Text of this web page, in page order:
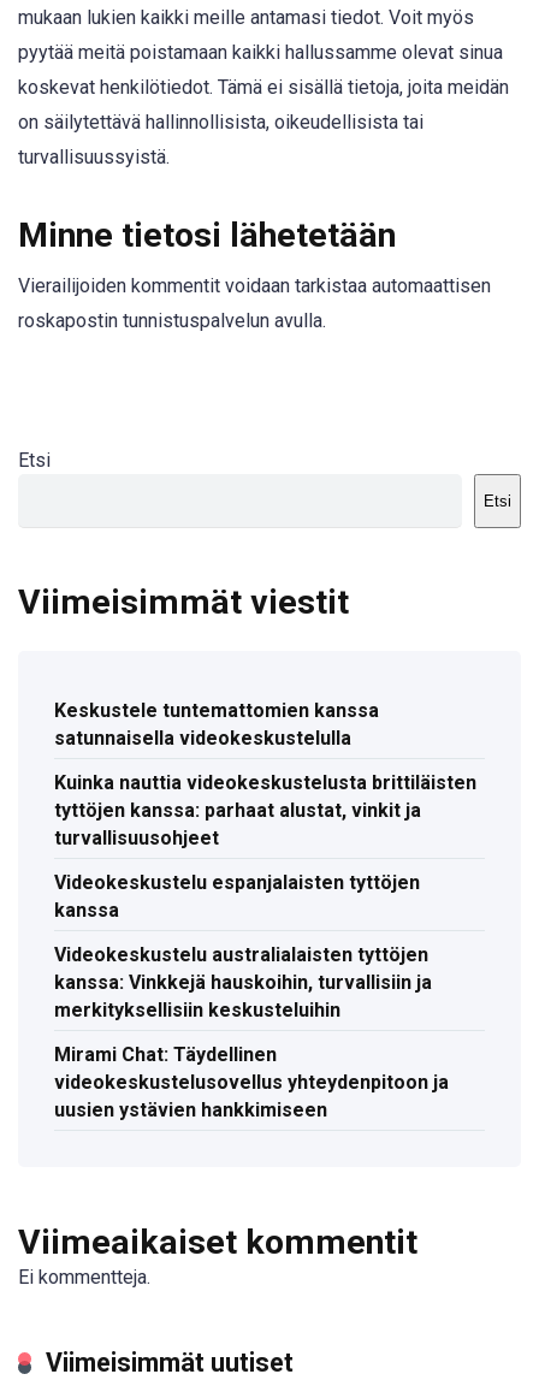
mukaan lukien kaikki meille antamasi tiedot. Voit myös
pyytää meitä poistamaan kaikki hallussamme olevat sinua
koskevat henkilötiedot. Tämä ei sisällä tietoja, joita meidän
on säilytettävä hallinnollisista, oikeudellisista tai
turvallisuussyistä.
Minne tietosi lähetetään
Vierailijoiden kommentit voidaan tarkistaa automaattisen
roskapostin tunnistuspalvelun avulla.
Etsi
Etsi
Viimeisimmät viestit
Keskustele tuntemattomien kanssa
satunnaisella videokeskustelulla
Kuinka nauttia videokeskustelusta brittiläisten
tyttöjen kanssa: parhaat alustat, vinkit ja
turvallisuusohjeet
Videokeskustelu espanjalaisten tyttöjen
kanssa
Videokeskustelu australialaisten tyttöjen
kanssa: Vinkkejä hauskoihin, turvallisiin ja
merkityksellisiin keskusteluihin
Mirami Chat: Täydellinen
videokeskustelusovellus yhteydenpitoon ja
uusien ystävien hankkimiseen
Viimeaikaiset kommentit
Ei kommentteja.
Viimeisimmät uutiset